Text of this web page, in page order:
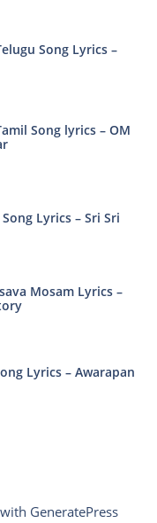
Song Lyrics –
Song lyrics – OM
Lyrics – Sri Sri
Mosam Lyrics –
Lyrics – Awarapan
GeneratePress